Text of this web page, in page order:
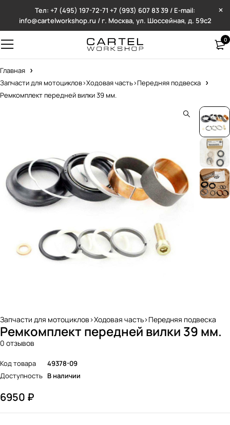
Тел: +7 (495) 197-72-71 +7 (993) 607 83 39 / E-mail:
info@cartelworkshop.ru / г. Москва, ул. Шоссейная, д. 59с2
0
Главная
Запчасти для мотоциклов>Ходовая часть>Передняя подвеска
Ремкомплект передней вилки 39 мм.
Запчасти для мотоциклов>Ходовая часть>Передняя подвеска
Ремкомплект передней вилки 39 мм.
0 отзывов
Код товара
49378-09
Доступность В наличии
6950 ₽